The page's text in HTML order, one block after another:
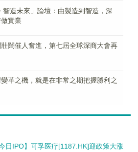
智造未來」論壇：由製造到智造，深
實業
闊催人奮進，第七屆全球深商大會再
革之機，就是在非常之期把握勝利之
今日IPO】可孚医疗[1187.HK]迎政策大涨